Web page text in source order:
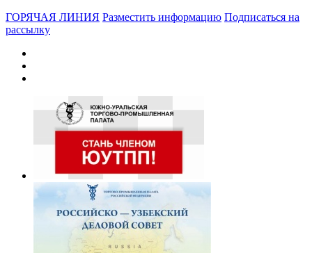
ГОРЯЧАЯ ЛИНИЯ Разместить информацию Подписаться на
рассылку